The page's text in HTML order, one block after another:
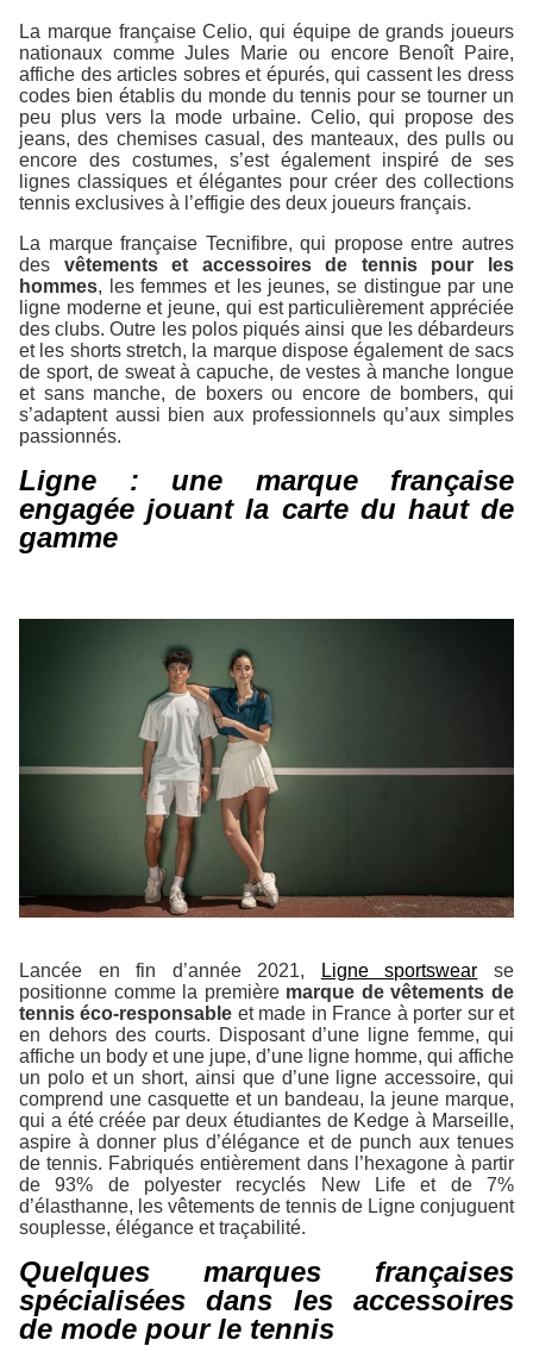
La marque française Celio, qui équipe de grands joueurs
nationaux comme Jules Marie ou encore Benoît Paire,
affiche des articles sobres et épurés, qui cassent les dress
codes bien établis du monde du tennis pour se tourner un
peu plus vers la mode urbaine. Celio, qui propose des
jeans, des chemises casual, des manteaux, des pulls ou
encore des costumes, s’est également inspiré de ses
lignes classiques et élégantes pour créer des collections
tennis exclusives à l’effigie des deux joueurs français.
La marque française Tecnifibre, qui propose entre autres
des vêtements et accessoires de tennis pour les
hommes, les femmes et les jeunes, se distingue par une
ligne moderne et jeune, qui est particulièrement appréciée
des clubs. Outre les polos piqués ainsi que les débardeurs
et les shorts stretch, la marque dispose également de sacs
de sport, de sweat à capuche, de vestes à manche longue
et sans manche, de boxers ou encore de bombers, qui
s’adaptent aussi bien aux professionnels qu’aux simples
passionnés.
Ligne : une marque française
engagée jouant la carte du haut de
gamme
Lancée en fin d’année 2021, Ligne sportswear se
positionne comme la première marque de vêtements de
tennis éco-responsable et made in France à porter sur et
en dehors des courts. Disposant d’une ligne femme, qui
affiche un body et une jupe, d’une ligne homme, qui affiche
un polo et un short, ainsi que d’une ligne accessoire, qui
comprend une casquette et un bandeau, la jeune marque,
qui a été créée par deux étudiantes de Kedge à Marseille,
aspire à donner plus d’élégance et de punch aux tenues
de tennis. Fabriqués entièrement dans l’hexagone à partir
de 93% de polyester recyclés New Life et de 7%
d’élasthanne, les vêtements de tennis de Ligne conjuguent
souplesse, élégance et traçabilité.
Quelques marques françaises
spécialisées dans les accessoires
de mode pour le tennis